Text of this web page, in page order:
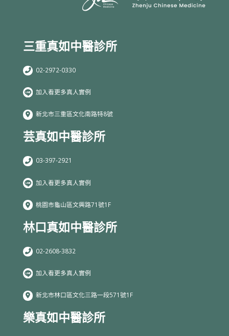
三重真如中醫診所
02-2972-0330
加入看更多真人實例
新北市三重區文化南路特8號
芸真如中醫診所
03-397-2921
加入看更多真人實例
桃園市龜山區文興路71號1F
林口真如中醫診所
02-2608-3832
加入看更多真人實例
新北市林口區文化三路一段571號1F
樂真如中醫診所